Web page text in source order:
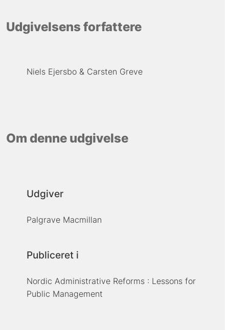
Udgivelsens forfattere
Niels Ejersbo Carsten Greve
Om denne udgivelse
Udgiver
Palgrave Macmillan
Publiceret i
Nordic Administrative Reforms : Lessons for
Public Management